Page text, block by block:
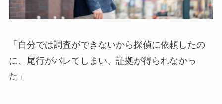
「自分では調査ができないから探偵に依頼したの
に、尾行がバレてしまい、証拠が得られなかっ
た」